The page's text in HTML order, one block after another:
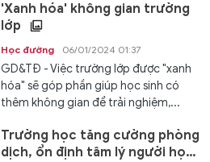
'Xanh hóa' không gian trường
lớp
Học đường 06/01/2024 01:37
GD&TĐ - Việc trường lớp được "xanh
hóa" sẽ góp phần giúp học sinh có
thêm không gian để trải nghiệm,...
Trường học tăng cường phòng
dịch, ổn định tâm lý người học